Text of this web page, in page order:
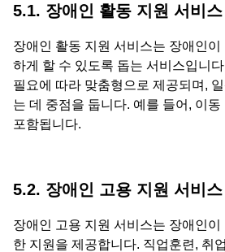
5.1. 장애인 활동 지원 서비스
장애인 활동 지원 서비스는 장애인
하게 할 수 있도록 돕는 서비스입니
필요에 따라 맞춤형으로 제공되며,
는 데 중점을 둡니다. 예를 들어, 이동
포함됩니다.
5.2. 장애인 고용 지원 서비스
장애인 고용 지원 서비스는 장애인
한 지원을 제공합니다. 직업훈련, 취